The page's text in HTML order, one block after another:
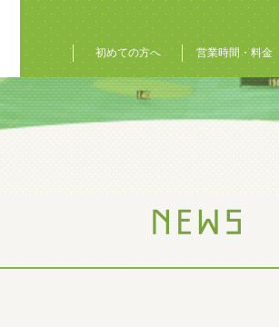
初めての方へ 営業時間・料金